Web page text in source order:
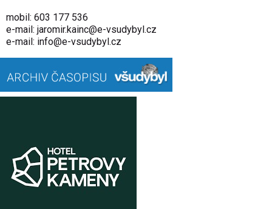
mobil: 603 177 536
e-mail: jaromir­.kainc@e-vsudybyl.cz
e-mail: info@e-vsudybyl.cz